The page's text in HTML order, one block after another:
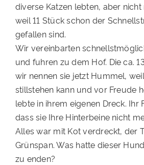
diverse Katzen lebten, aber
weil 11 Stück schon der
gefallen sind.
Wir vereinbarten
und fuhren zu dem Hof. Die ca.
wir nennen sie jetzt Hummel,
stillstehen kann und vor Freude
lebte in ihrem eigenen Dreck. Ihr
dass sie Ihre Hinterbeine nicht
Alles war mit Kot verdreckt, der
Grünspan. Was hatte dieser
zu enden?